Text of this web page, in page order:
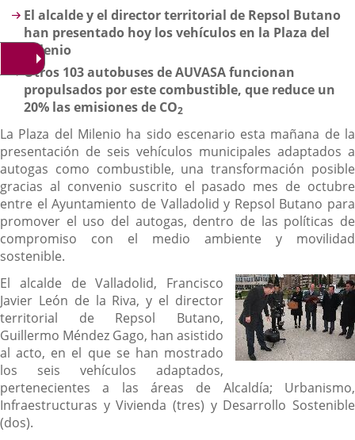
Descripción
El alcalde y el director territorial de Repsol Butano
han presentado hoy los vehículos en la Plaza del
Milenio
Otros 103 autobuses de AUVASA funcionan
propulsados por este combustible, que reduce un
20% las emisiones de CO2
La Plaza del Milenio ha sido escenario esta mañana de la
presentación de seis vehículos municipales adaptados a
autogas como combustible, una transformación posible
gracias al convenio suscrito el pasado mes de octubre
entre el Ayuntamiento de Valladolid y Repsol Butano para
promover el uso del autogas, dentro de las políticas de
compromiso con el medio ambiente y movilidad
sostenible.
El alcalde de Valladolid, Francisco
Javier León de la Riva, y el director
territorial de Repsol Butano,
Guillermo Méndez Gago, han asistido
al acto, en el que se han mostrado
los seis vehículos adaptados,
pertenecientes a las áreas de Alcaldía; Urbanismo,
Infraestructuras y Vivienda (tres) y Desarrollo Sostenible
(dos).